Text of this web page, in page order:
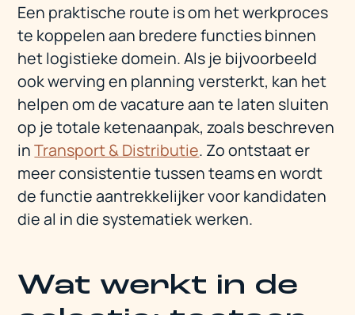
Een praktische route is om het werkproces
te koppelen aan bredere functies binnen
het logistieke domein. Als je bijvoorbeeld
ook werving en planning versterkt, kan het
helpen om de vacature aan te laten sluiten
op je totale ketenaanpak, zoals beschreven
inTransport & Distributie. Zo ontstaat er
meer consistentie tussen teams en wordt
de functie aantrekkelijker voor kandidaten
die al in die systematiek werken.
Wat werkt in de